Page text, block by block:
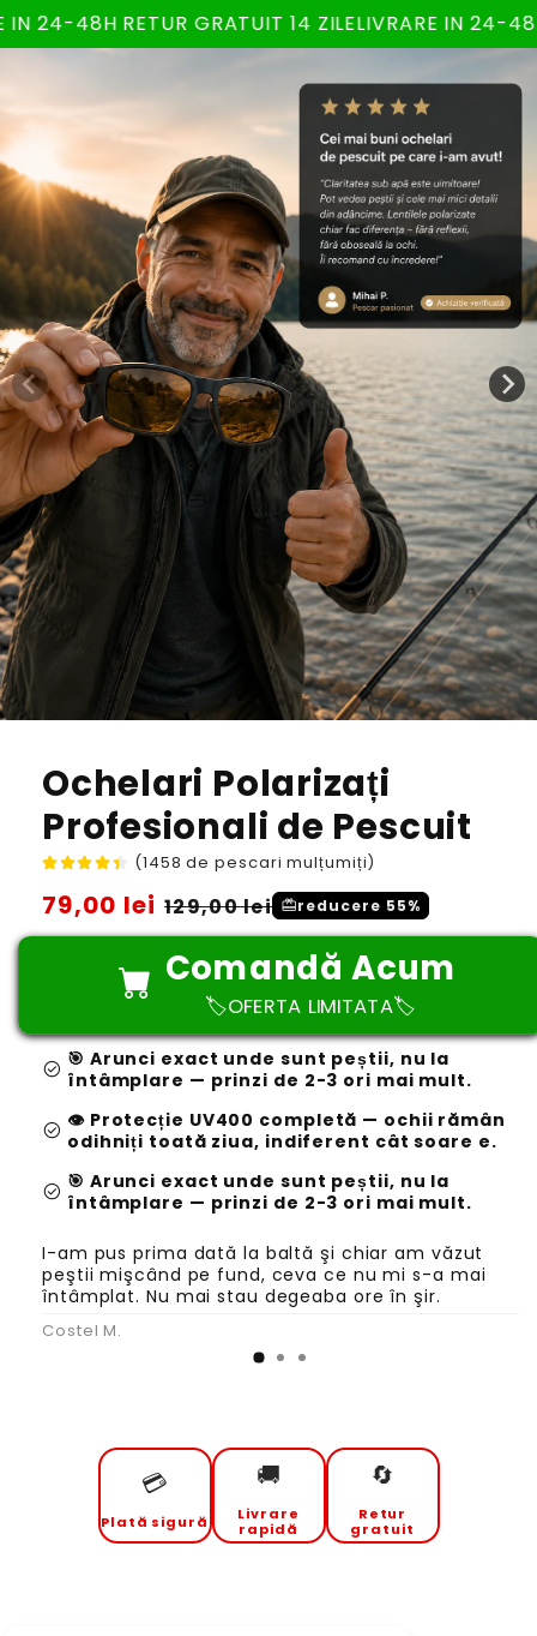
Salt la
conținut
48H RETUR GRATUIT 14 ZILELIVRARE IN 24-48H
Salt la
produs
Ochelari Polarizați
Profesionali de Pescuit
(1458 de pescari mulțumiți)
Preț
obișnuit
79,00 lei Preț
redus
129,00 lei redeemreducere 55%
Comandă Acum
🏷️OFERTA LIMITATA🏷️
check_circle 🎯 Arunci exact unde sunt peștii, nu la
întâmplare — prinzi de 2-3 ori mai mult.
check_circle 👁️ Protecție UV400 completă — ochii rămân
odihniți toată ziua, indiferent cât soare e.
check_circle 🎯 Arunci exact unde sunt peștii, nu la
întâmplare — prinzi de 2-3 ori mai mult.
I-am pus prima dată la baltă şi chiar am văzut
peştii mişcând pe fund, ceva ce nu mi s-a mai
întâmplat. Nu mai stau degeaba ore în şir.
Costel M.
💳
Plată sigură
🚚
Livrare
rapidă
🔄
Retur
gratuit